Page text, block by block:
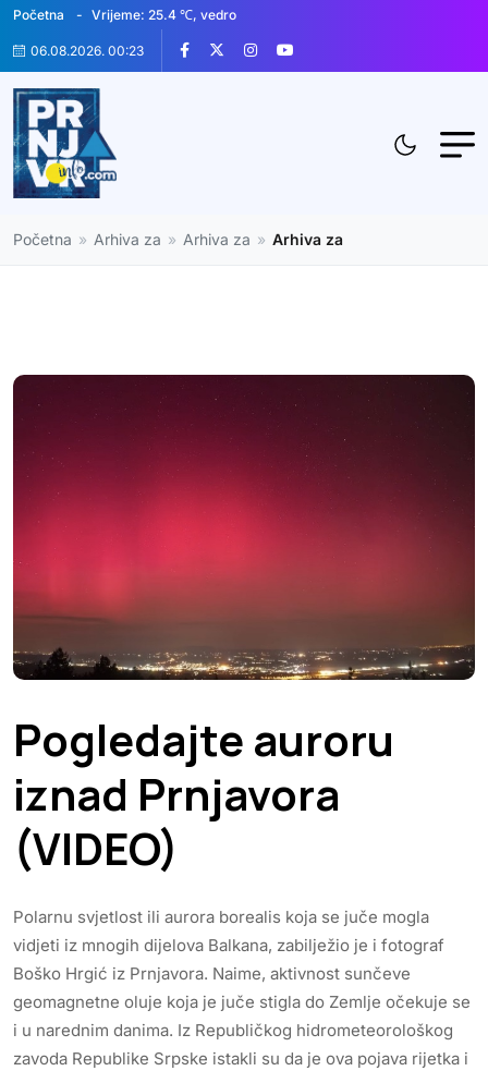
Početna Vrijeme: 25.4 ℃, vedro
06.08.2026. 00:23
Početna » Arhiva za » Arhiva za » Arhiva za
Pogledajte auroru
iznad Prnjavora
(VIDEO)
Polarnu svjetlost ili aurora borealis koja se juče mogla
vidjeti iz mnogih dijelova Balkana, zabilježio je i fotograf
Boško Hrgić iz Prnjavora. Naime, aktivnost sunčeve
geomagnetne oluje koja je juče stigla do Zemlje očekuje se
i u narednim danima. Iz Republičkog hidrometeorološkog
zavoda Republike Srpske istakli su da je ova pojava rijetka i